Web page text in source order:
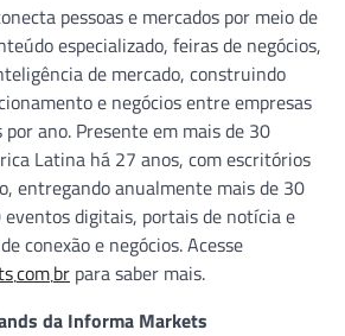
pessoas e mercados por meio de
especializado, feiras de negócios,
de mercado, construindo
e negócios entre empresas
ano. Presente em mais de 30
Latina há 27 anos, com escritórios
entregando anualmente mais de 30
digitais, portais de notícia e
conexão e negócios. Acesse
www܂informamarkets܂com܂br para saber mais.
da Informa Markets